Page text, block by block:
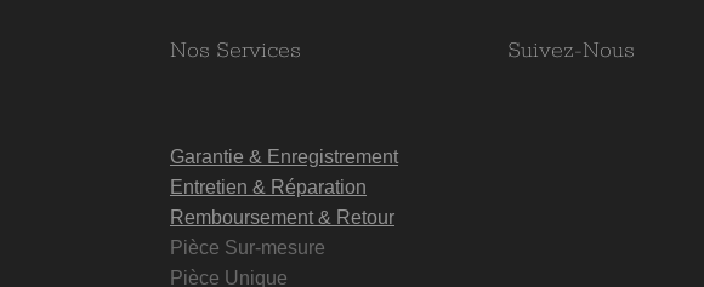
Nos Services
Garantie & Enregistrement
Entretien & Réparation
Remboursement & Retour
Pièce Sur-mesure
Pièce Unique
Suivez-Nous